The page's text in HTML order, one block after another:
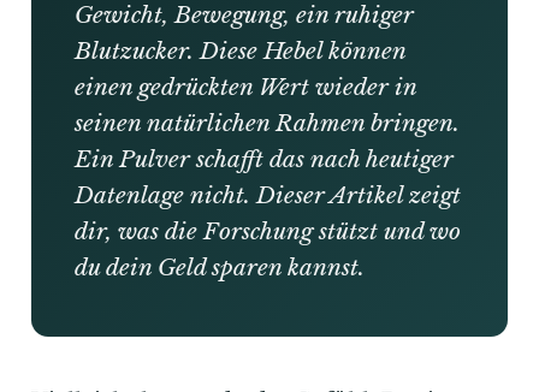
Gewicht, Bewegung, ein ruhiger
Blutzucker. Diese Hebel können
einen gedrückten Wert wieder in
seinen natürlichen Rahmen bringen.
Ein Pulver schafft das nach heutiger
Datenlage nicht. Dieser Artikel zeigt
dir, was die Forschung stützt und wo
du dein Geld sparen kannst.